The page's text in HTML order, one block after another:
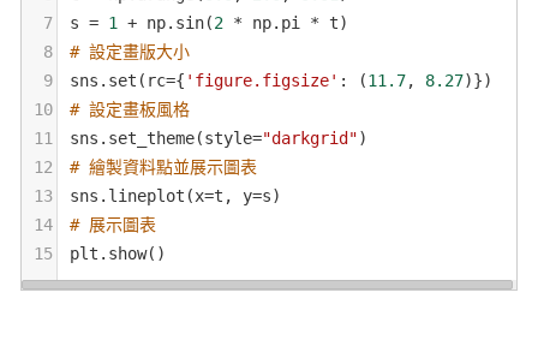
7
s = 1 + np. sin(2 * np. pi * t)
8
# 設定畫版大小
9
sns . set ( rc={ 'figure.figsize' : (11.7, 8.27)})
10
# 設定畫板風格
11
sns . set_theme(style="darkgrid")
12
# 繪製資料點並展示圖表
13
sns . lineplot (x=t , y=s)
14
# 展示圖表
15
plt . show()